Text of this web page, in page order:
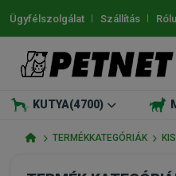
Ügyfélszolgálat Szállítás
KUTYA(4700)
TERMÉKKATEGÓRIÁK